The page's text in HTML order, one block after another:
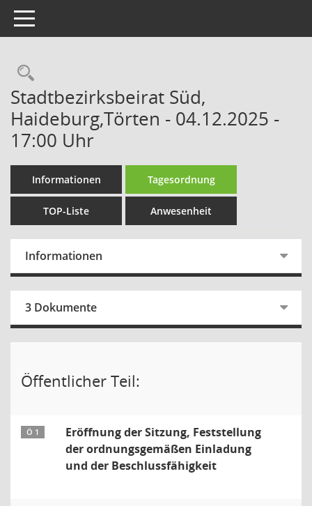
Toggle navigation
Rechercheauswahl
Stadtbezirksbeirat Süd,
Haideburg,Törten - 04.12.2025 -
17:00 Uhr
Informationen Tagesordnung
TOP-Liste Anwesenheit
Informationen
3 Dokumente
Öffentlicher Teil:
Ö 1
Eröffnung der Sitzung, Feststellung
der ordnungsgemäßen Einladung
und der Beschlussfähigkeit